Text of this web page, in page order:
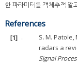
한 파라미터를 객체추적 알
References
[1] .
S. M. Patole,
radars a
Signal